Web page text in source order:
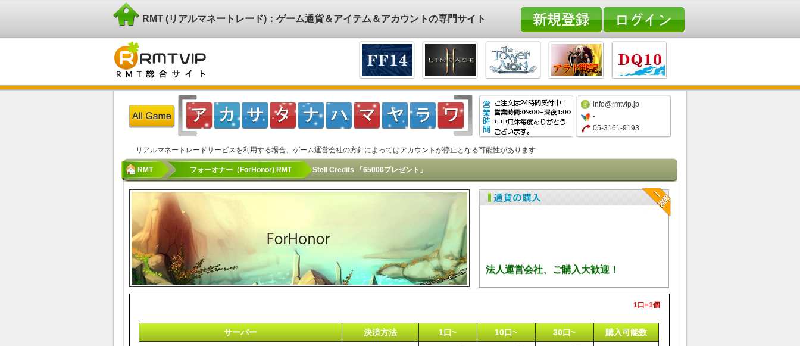
RMT (リアルマネートレード)：ゲーム通貨＆アイテム＆アカウントの専門サイト
info@rmtvip.jp
-
05-3161-9193
リアルマネートレードサービスを利用する場合、ゲーム運営会社の方針によってはアカウントが停止となる可能性があります
RMT フォーオナー（ForHonor) RMT Stell Credits 「65000プレゼント」
法人運営会社、ご購入大歓迎！
1口=1個
サーバー 決済方法 1口~ 10口~ 30口~ 購入可能数